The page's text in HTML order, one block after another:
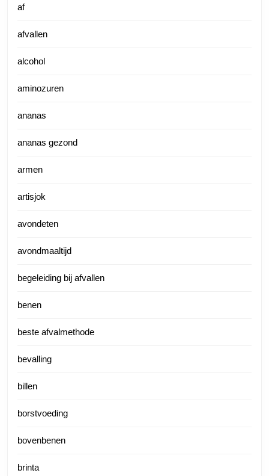
af
afvallen
alcohol
aminozuren
ananas
ananas gezond
armen
artisjok
avondeten
avondmaaltijd
begeleiding bij afvallen
benen
beste afvalmethode
bevalling
billen
borstvoeding
bovenbenen
brinta